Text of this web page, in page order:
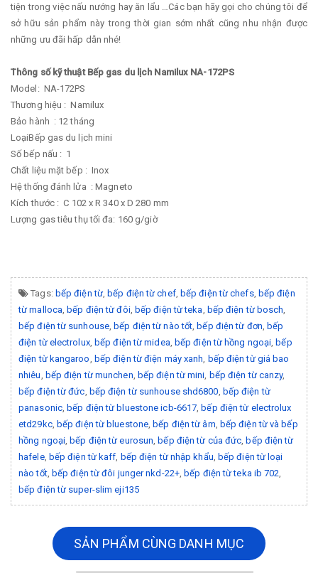
tiện trong việc nấu nướng hay ăn lẩu …Các bạn hãy gọi cho chúng tôi để
sở hữu sản phẩm này trong thời gian sớm nhất cũng nhu nhận được
những ưu đãi hấp dẫn nhé!
Thông số kỹ thuật Bếp gas du lịch Namilux NA-172PS
Model: NA-172PS
Thương hiệu : Namilux
Bảo hành : 12 tháng
LoạiBếp gas du lịch mini
Số bếp nấu : 1
Chất liệu mặt bếp : Inox
Hệ thống đánh lửa : Magneto
Kích thước : C 102 x R 340 x D 280 mm
Lượng gas tiêu thụ tối đa: 160 g/giờ
Tags: bếp điện từ,bếp điện từ chef, bếp điện từ chefs, bếp điện
từ malloca ,bếp điện từ đôi, bếp điện từ teka bếp điện từ bosch
bếp điện từ sunhouse ,bếp điện từ nào tốt ,bếp điện từ đơn ,bếp
điện từ electrolux,bếp điện từ midea bếp điện từ hồng ngoại ,bếp
điện từ kangaroo bếp điện từ điện máy xanh bếp điện từ giá bao
nhiêu bếp điện từ munchen bếp điện từ mini bếp điện từ canzy,
bếp điện từ đức bếp điện từ sunhouse shd6800 bếp điện từ
panasonic,bếp điện từ bluestone icb-6617 ,bếp điện từ electrolux
etd29kc, bếp điện từ bluestone ,bếp điện từ âm bếp điện từ và bếp
hồng ngoại ,bếp điện từ eurosun ,bếp điện từ của đức ,bếp điện từ
hafele, bếp điện từ kaff bếp điện từ nhập khẩu bếp điện từ loại
nào tốt, bếp điện từ đôi junger nkd-22+,bếp điện từ teka ib 702
bếp điện từ super-slim eji135
SẢN PHẨM CÙNG DANH MỤC